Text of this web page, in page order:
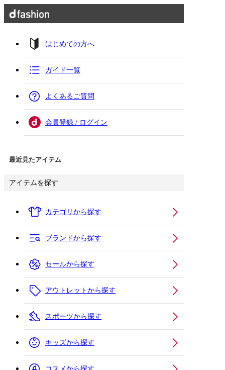
はじめての方へ
ガイド一覧
よくあるご質問
会員登録 / ログイン
最近見たアイテム
アイテムを探す
カテゴリから探す
ブランドから探す
セールから探す
アウトレットから探す
スポーツから探す
キッズから探す